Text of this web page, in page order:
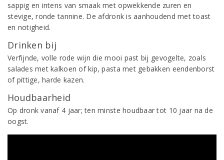
sappig en intens van smaak met opwekkende zuren en
stevige, ronde tannine. De afdronk is aanhoudend met toast
en notigheid.
Drinken bij
Verfijnde, volle rode wijn die mooi past bij gevogelte, zoals
salades met kalkoen of kip, pasta met gebakken eendenborst
of pittige, harde kazen.
Houdbaarheid
Op dronk vanaf 4 jaar; ten minste houdbaar tot 10 jaar na de
oogst.